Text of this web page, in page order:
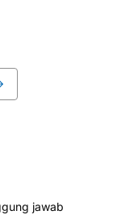
jawab